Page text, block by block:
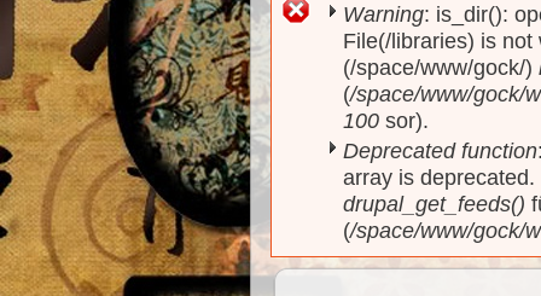
Hibaüzenet
Warning: is_dir():
File(/libraries) is
(/space/www/gock/)
(/space/www/gock/
100 sor).
Deprecated function
array is
drupal_get_feeds()
(/space/www/gock/